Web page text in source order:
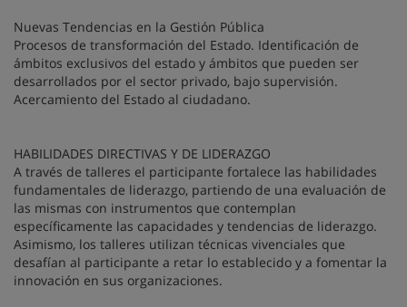
Nuevas Tendencias en la Gestión Pública
Procesos de transformación del Estado. Identificación de
ámbitos exclusivos del estado y ámbitos que pueden ser
desarrollados por el sector privado, bajo supervisión.
Acercamiento del Estado al ciudadano.
HABILIDADES DIRECTIVAS Y DE LIDERAZGO
A través de talleres el participante fortalece las habilidades
fundamentales de liderazgo, partiendo de una evaluación de
las mismas con instrumentos que contemplan
específicamente las capacidades y tendencias de liderazgo.
Asimismo, los talleres utilizan técnicas vivenciales que
desafían al participante a retar lo establecido y a fomentar la
innovación en sus organizaciones.